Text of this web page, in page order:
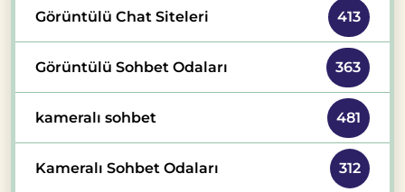
Görüntülü Chat Siteleri 413
Görüntülü Sohbet Odaları 363
kameralı sohbet 481
Kameralı Sohbet Odaları 312